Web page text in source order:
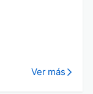
Ver más